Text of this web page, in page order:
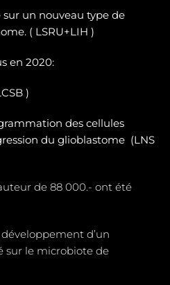
un nouveau type de
( LSRU+LIH )
en 2020:
)
des cellules
du glioblastome (LNS
de 88 000.- ont été
d’un
sur le microbiote de